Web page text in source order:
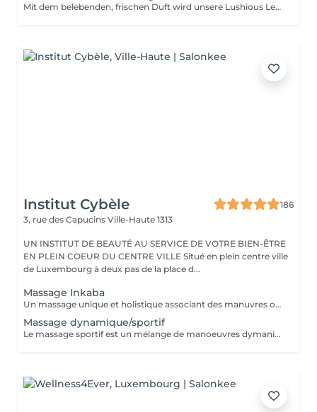
Mit dem belebenden, frischen Duft wird unsere Lushious Lemon Ölmassage Sie mit Freude erfüllen. Dank der frischen & belebende Mischung aus Orange, Mandarine, Grapefruit, Limone und dem kühlen Aroma von Grüner Minze ist diese Massage der perfekte fresh up Booster.
Institut Cybèle
186
3, rue des Capucins Ville-Haute 1313
UN INSTITUT DE BEAUTÉ AU SERVICE DE VOTRE BIEN-ÊTRE
EN PLEIN COEUR DU CENTRE VILLE Situé en plein centre ville
de Luxembourg à deux pas de la place d...
Massage Inkaba
Un massage unique et holistique associant des manuvres originaire du monde entier, alliant mouvements lents et appuyés. Ce massage stimule les défenses immunitaires de notre corps et augmente le niveau d'énergie. Evasion et relaxation profonde garanties !
Massage dynamique/sportif
Le massage sportif est un mélange de manoeuvres dymaniques et profondes sur les muscles : pétrissages, frictions, pressions, vibrations et étirements contribuent à préparer, restaurer ou entretenir le physique du sportif ou de toute autre personne physiquement active. Véritable booster d'énergie, ce massage stimule et revitalise.